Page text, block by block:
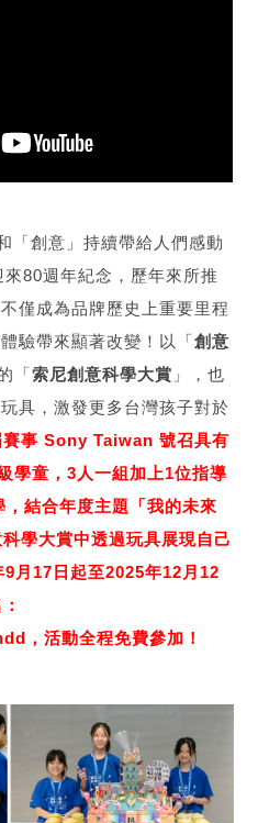
創意」持續帶給人們感動
80週年紀念，歷年來所推
僅成為品牌歷史上重要里程
驗帶來顯著改變！以「創意
「索尼創意科學大賞 」，也
具，激發更多台灣孩子對於
賽事 Sony Taiwan 號召具有
學童，3人一組加上1位指導
結合年度主題「我的未來
學大賞中透過玩具展現自己
月17日起至2025年12月12
，活動全程免費參加！